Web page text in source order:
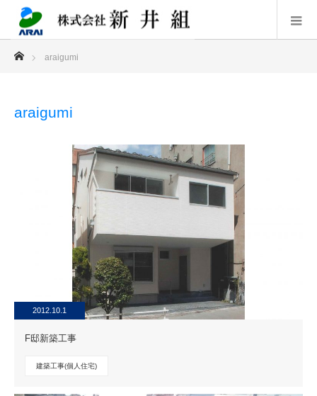
araigumi
araigumi
2012.10.1
F邸新築工事
建築工事(個人住宅)